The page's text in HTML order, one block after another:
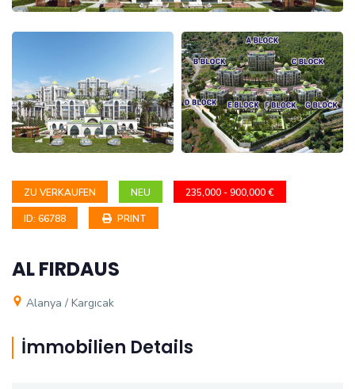
ZU VERKAUFEN NEU 235,000 - 900,000 €
ID: 66788 PRINT
AL FIRDAUS
Alanya / Kargıcak
İmmobilien Details